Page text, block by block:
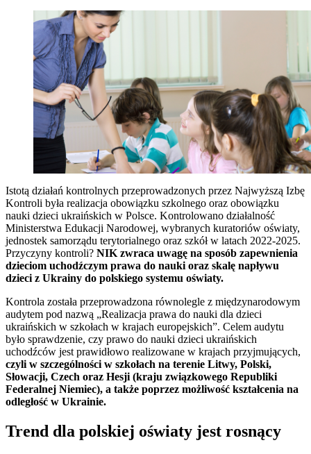
Istotą działań kontrolnych przeprowadzonych przez Najwyższą Izbę
Kontroli była realizacja obowiązku szkolnego oraz obowiązku
nauki dzieci ukraińskich w Polsce. Kontrolowano działalność
Ministerstwa Edukacji Narodowej, wybranych kuratoriów oświaty,
jednostek samorządu terytorialnego oraz szkół w latach 2022-2025.
Przyczyny kontroli? NIK zwraca uwagę na sposób zapewnienia
dzieciom uchodźczym prawa do nauki oraz skalę napływu
dzieci z Ukrainy do polskiego systemu oświaty.
Kontrola została przeprowadzona równolegle z międzynarodowym
audytem pod nazwą „Realizacja prawa do nauki dla dzieci
ukraińskich w szkołach w krajach europejskich”. Celem audytu
było sprawdzenie, czy prawo do nauki dzieci ukraińskich
uchodźców jest prawidłowo realizowane w krajach przyjmujących,
czyli w szczególności w szkołach na terenie Litwy, Polski,
Słowacji, Czech oraz Hesji (kraju związkowego Republiki
Federalnej Niemiec), a także poprzez możliwość kształcenia na
odległość w Ukrainie.
Trend dla polskiej oświaty jest rosnący